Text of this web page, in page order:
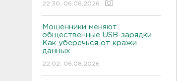
22:30, 06.08.2026
Мошенники меняют
общественные USB-зарядки.
Как уберечься от кражи
данных
22:02, 06.08.2026